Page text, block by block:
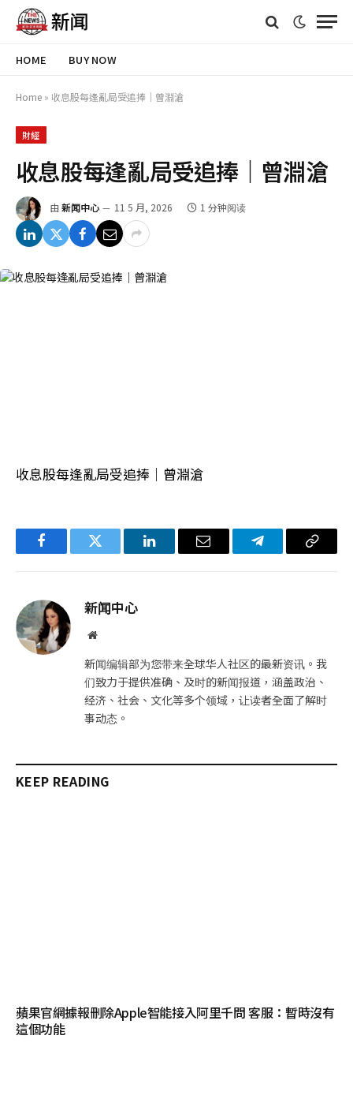
HOME BUY NOW
Home » 收息股每逢亂局受追捧｜曾淵滄
財經
收息股每逢亂局受追捧｜曾淵滄
由 新闻中心 11 5 月, 2026 1 分钟阅读
收息股每逢亂局受追捧｜曾淵滄
FacebookTwitter LinkedIn电
Telegram复
新闻中心
网
新闻编辑部为您带来全球华人社区的最新资讯。我
们致力于提供准确、及时的新闻报道，涵盖政治、
经济、社会、文化等多个领域，让读者全面了解时
事动态。
KEEP READING
蘋果官網據報刪除Apple智能接入阿里千問 客服：暫時沒有
這個功能